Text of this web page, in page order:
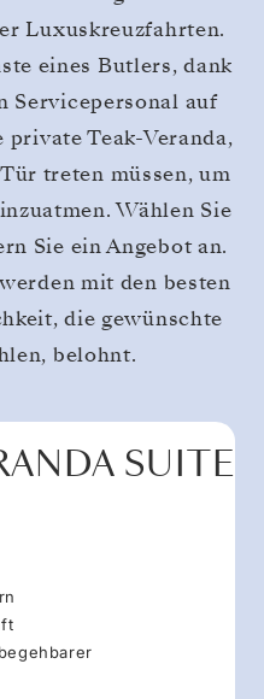
Luxuskreuzfahrten.
eines Butlers, dank
Servicepersonal auf
private Teak-Veranda,
treten müssen, um
Wählen Sie
Sie ein Angebot an.
mit den besten
die gewünschte
belohnt.
SUITE
ft